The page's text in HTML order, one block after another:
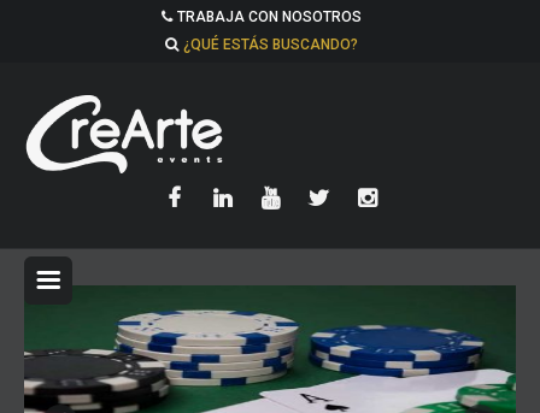
TRABAJA CON NOSOTROS
¿QUÉ ESTÁS BUSCANDO?